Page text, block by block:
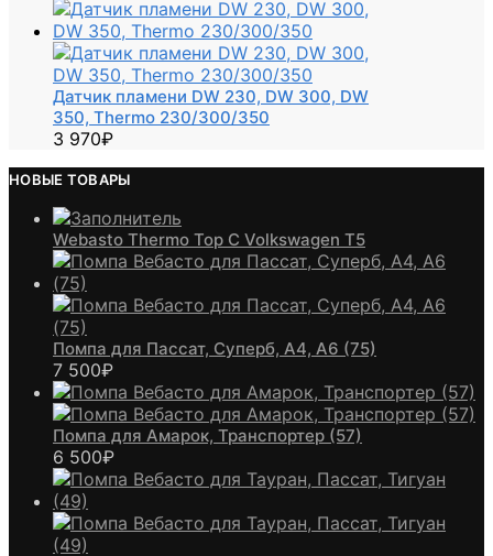
Датчик пламени DW 230, DW 300, DW
350, Thermo 230/300/350
3 970₽
НОВЫЕ ТОВАРЫ
Webasto Thermo Top C Volkswagen T5
Помпа для Пассат, Суперб, А4, А6 (75)
7 500₽
Помпа для Амарок, Транспортер (57)
6 500₽